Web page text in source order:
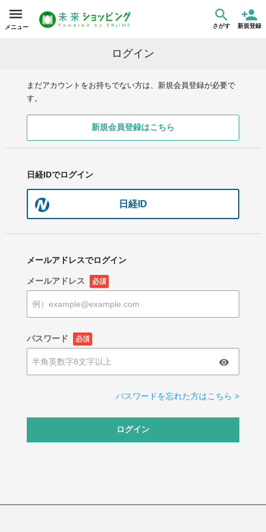
メニュー さがす 新規登録
ログイン
まだアカウントをお持ちでない方は、新規会員登録が必要で
す。
新規会員登録はこちら
日経IDでログイン
日経ID
メールアドレスでログイン
メールアドレス 必須
パスワード 必須
パスワードを忘れた方はこちら >
ログイン